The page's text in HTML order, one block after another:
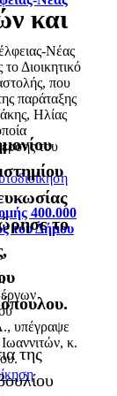
Νέας
Διοικητικό
που
παράταξης
Ηλίας
του
400.000
του Δήμου
υπέγραψε
κ.
και
το
της